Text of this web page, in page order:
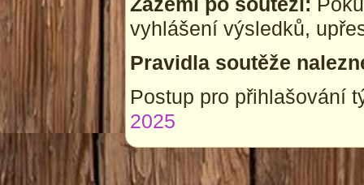
vyhlášení výsledků,
Pravidla soutěže
Postup pro přihlašování
2025